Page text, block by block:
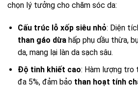
chọn lý tưởng cho chăm sóc da:
Cấu trúc lỗ xốp siêu nhỏ: Diện
than gáo dừahấp phụ dầu thừa,
da, mang lại làn da sạch sâu.
Độ tinh khiết cao: Hàm lượng tro
đa 5%, đảm bảo than hoạt tính